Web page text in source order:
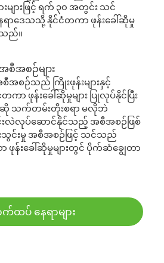
ျားဖြင့် ရက် ၃၀ အတွင်း သင်
ာဒေသသို့ နိုင်ငံတကာ ဖုန်းခေါ်ဆိုမှု
သည်။
စီအစဉ်များ
အစဉ်သည် ကြိုးဖုန်းများနှင့်
ကာ ဖုန်းခေါ်ဆိုမှုများ ပြုလုပ်နိုင်ပြီး
သက်တမ်းတိုးစရာ မလိုဘဲ
းလဲလုပ်ဆောင်နိုင်သည့် အစီအစဉ်ဖြစ်
သွင်းမှု အစီအစဉ်ဖြင့် သင်သည်
ဖုန်းခေါ်ဆိုမှုများတွင် ပိုက်ဆံချွေတာ
က်ထပ် နေရာများ